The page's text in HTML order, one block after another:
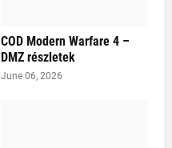
COD Modern Warfare 4 –
DMZ részletek
June 06, 2026